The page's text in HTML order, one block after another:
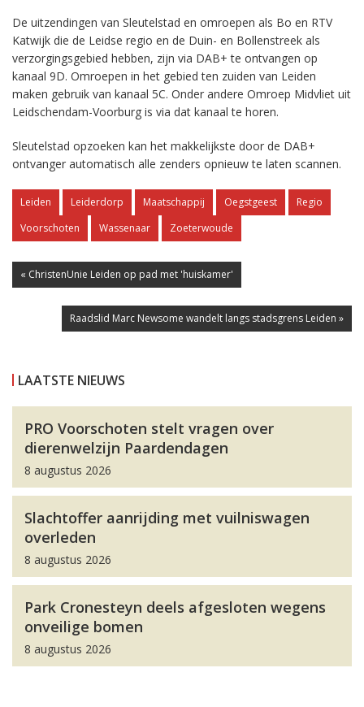
De uitzendingen van Sleutelstad en omroepen als Bo en RTV
Katwijk die de Leidse regio en de Duin- en Bollenstreek als
verzorgingsgebied hebben, zijn via DAB+ te ontvangen op
kanaal 9D. Omroepen in het gebied ten zuiden van Leiden
maken gebruik van kanaal 5C. Onder andere Omroep Midvliet uit
Leidschendam-Voorburg is via dat kanaal te horen.
Sleutelstad opzoeken kan het makkelijkste door de DAB+
ontvanger automatisch alle zenders opnieuw te laten scannen.
Leiden Leiderdorp Maatschappij Oegstgeest
Regio
Voorschoten
Wassenaar Zoeterwoude
« ChristenUnie Leiden op pad met 'huiskamer'
Raadslid Marc Newsome wandelt langs stadsgrens Leiden »
LAATSTE NIEUWS
PRO Voorschoten stelt vragen over
dierenwelzijn Paardendagen
8 augustus 2026
Slachtoffer aanrijding met vuilniswagen
overleden
8 augustus 2026
Park Cronesteyn deels afgesloten wegens
onveilige bomen
8 augustus 2026